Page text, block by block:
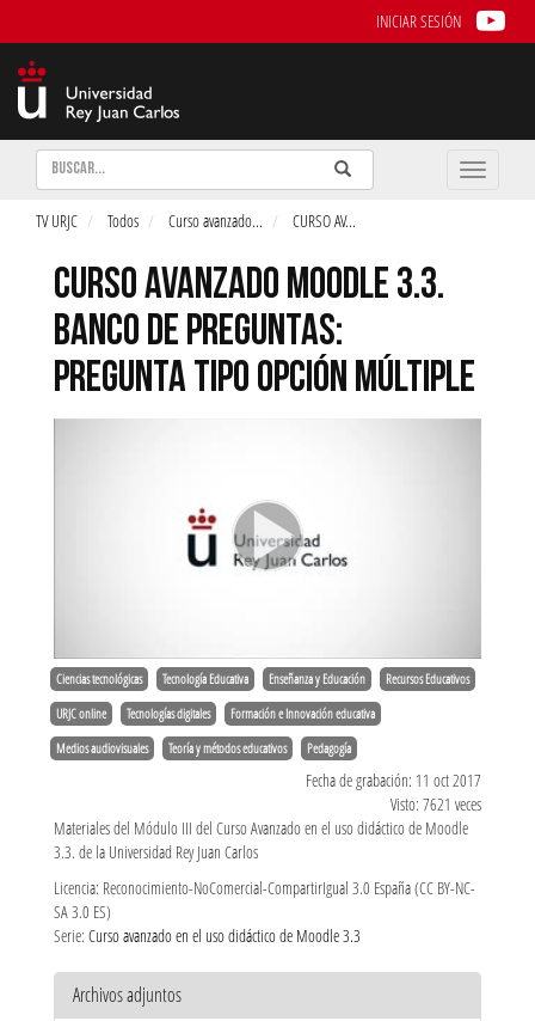
INICIAR SESIÓN
Buscar Enviar
Buscar
Toggle
TV URJC Todos Curso avanzado... CURSO AV...
CURSO AVANZADO MOODLE 3.3.
BANCO DE PREGUNTAS:
PREGUNTA TIPO OPCIÓN MÚLTIPLE
Ciencias tecnológicas Tecnología Educativa Enseñanza y Educación Recursos Educativos
URJC online Tecnologías digitales Formación e Innovación educativa
Medios audiovisuales Teoría y métodos educativos Pedagogía
Fecha de grabación: 11 oct 2017
Visto: 7621 veces
Materiales del Módulo III del Curso Avanzado en el uso didáctico de Moodle
3.3. de la Universidad Rey Juan Carlos
Licencia: Reconocimiento-NoComercial-CompartirIgual 3.0 España (CC BY-NC-
SA 3.0 ES)
Serie: Curso avanzado en el uso didáctico de Moodle 3.3
Archivos adjuntos